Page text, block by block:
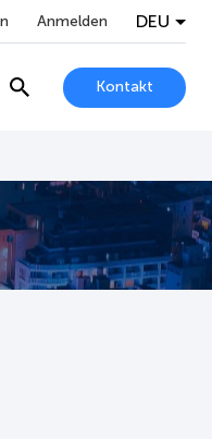
Anmelden DEU
Kontakt